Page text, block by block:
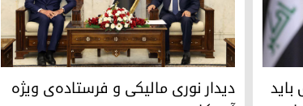
برای احراز پست نخست‌وزیری عراق
نوری مالکی و تام باراک
دیدار نوری مالیکی و فرستاده‌ی ویژه